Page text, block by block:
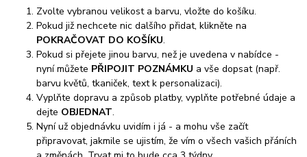
Zvolte vybranou velikost a barvu, vložte do košíku.
Pokud již nechcete nic dalšího přidat, klikněte na
POKRAČOVAT DO KOŠÍKU.
Pokud si přejete jinou barvu, než je uvedena v nabídce -
nyní můžete PŘIPOJIT POZNÁMKU a vše dopsat (např.
barvu květů, tkaniček, text k personalizaci).
Vyplňte dopravu a způsob platby, vyplňte potřebné údaje a
dejte OBJEDNAT.
Nyní už objednávku uvidím i já - a mohu vše začít
připravovat, jakmile se ujistím, že vím o všech vašich přáních